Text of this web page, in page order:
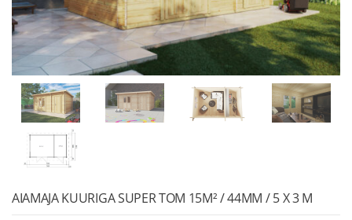
AIAMAJA KUURIGA SUPER TOM 15M² / 44MM / 5 X 3 M